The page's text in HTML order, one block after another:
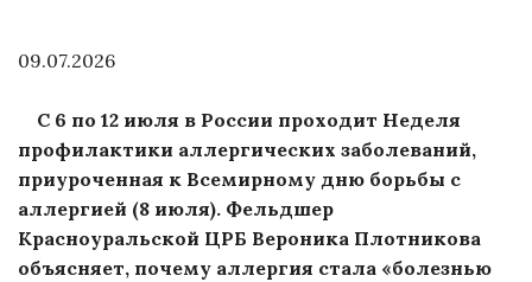
09.07.2026
С 6 по 12 июля в России проходит Неделя
профилактики аллергических заболеваний,
приуроченная к Всемирному дню борьбы с
аллергией (8 июля). Фельдшер
Красноуральской ЦРБ Вероника Плотникова
объясняет, почему аллергия стала «болезнью